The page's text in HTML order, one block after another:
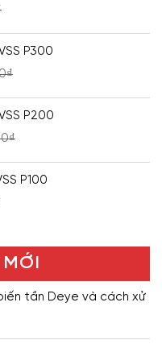
P300
₫
P200
₫
P100
MỚI
tần Deye và cách xử